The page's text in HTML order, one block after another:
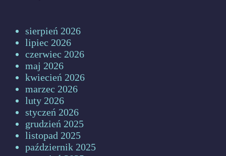
sierpień 2026
lipiec 2026
czerwiec 2026
maj 2026
kwiecień 2026
marzec 2026
luty 2026
styczeń 2026
grudzień 2025
listopad 2025
październik 2025